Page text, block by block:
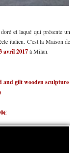
et laqué qui présente un
italien. C'est la Maison de
avril 2017à Milan.
gilt wooden sculpture